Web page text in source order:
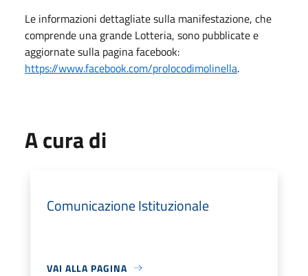
Le informazioni dettagliate sulla manifestazione, che
comprende una grande Lotteria, sono pubblicate e
aggiornate sulla pagina facebook:
https://www.facebook.com/prolocodimolinella.
A cura di
Comunicazione Istituzionale
VAI ALLA PAGINA